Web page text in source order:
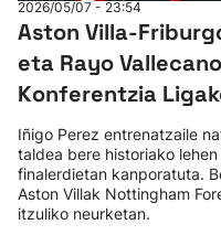
2026/05/07 - 23:54
Aston Villa-
eta Rayo
Konferentzia
Iñigo Perez entrenatzaile
taldea bere historiako
finalerdietan kanporatuta.
Aston Villak Nottingham
itzuliko neurketan.